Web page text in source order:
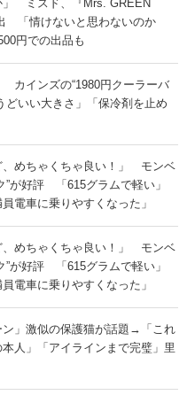
」 ミスド、『Mrs. GREEN
「情けないと思わないのか
円での出品も
カインズの“1980円クーラーバ
いい大きさ」「保冷剤を止め
、めちゃくちゃ良い！」 モンベ
”が好評 「615グラムで軽い」
電車に乗りやすくなった」
、めちゃくちゃ良い！」 モンベ
”が好評 「615グラムで軽い」
電車に乗りやすくなった」
ン」激似の保護猫が話題→「これ
人」「アイラインまで完璧」里